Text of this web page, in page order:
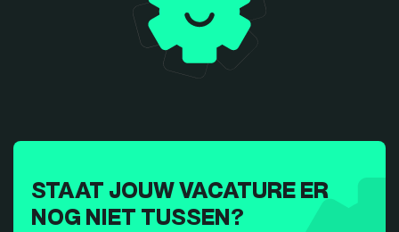
STAAT JOUW VACATURE ER
NOG NIET TUSSEN?